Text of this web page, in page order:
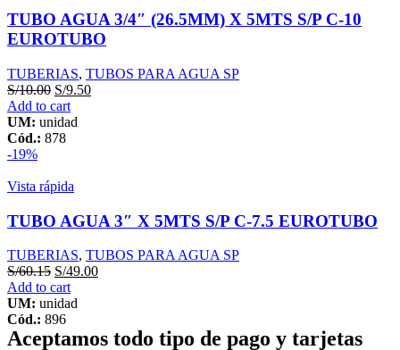
TUBO AGUA 3/4″ (26.5MM) X 5MTS S/P C-10
EUROTUBO
TUBERIAS, TUBOS PARA AGUA SP
S/10.00 S/9.50
Add to cart
UM: unidad
Cód.: 878
-19%
Vista rápida
TUBO AGUA 3″ X 5MTS S/P C-7.5 EUROTUBO
TUBERIAS, TUBOS PARA AGUA SP
S/60.15 S/49.00
Add to cart
UM: unidad
Cód.: 896
Aceptamos todo tipo de pago y tarjetas